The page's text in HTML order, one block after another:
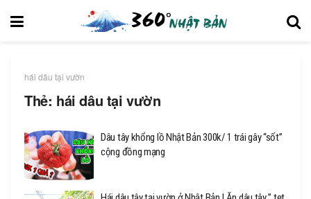
hái dâu tại vườn
Thẻ: hái dâu tại vườn
Dâu tây khổng lồ Nhật Bản 300k/ 1 trái gây “sốt”
cộng đồng mạng